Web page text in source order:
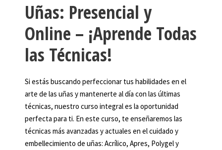
Uñas: Presencial y
Online – ¡Aprende Todas
las Técnicas!
Si estás buscando perfeccionar tus habilidades en el
arte de las uñas y mantenerte al día con las últimas
técnicas, nuestro curso integral es la oportunidad
perfecta para ti. En este curso, te enseñaremos las
técnicas más avanzadas y actuales en el cuidado y
embellecimiento de uñas: Acrílico, Apres, Polygel y